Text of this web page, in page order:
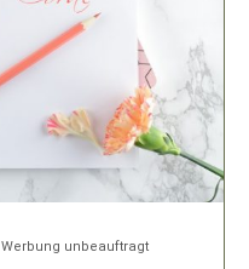
Werbung unbeauftragt